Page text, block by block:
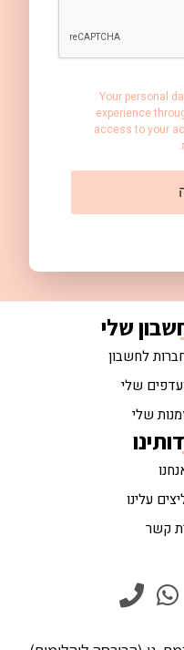
Your personal
experience
access to your
.
שלי
לחשבון
שלי
שלי
עלינו
קשר